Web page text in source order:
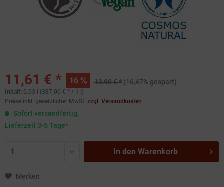
11,61 € * 16 13,90 € * (16,47% gespart)
Inhalt: 0.03 l (387,00 € * / 1 l)
Preise inkl. gesetzlicher MwSt. zzgl. Versandkosten
Sofort versandfertig,
Lieferzeit 3-5 Tage*
In den Warenkorb
Merken